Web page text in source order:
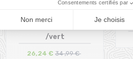
Taille en stock
PETZL Assureur Reverso
/vert
26,24 € 34 ,99 €
EB